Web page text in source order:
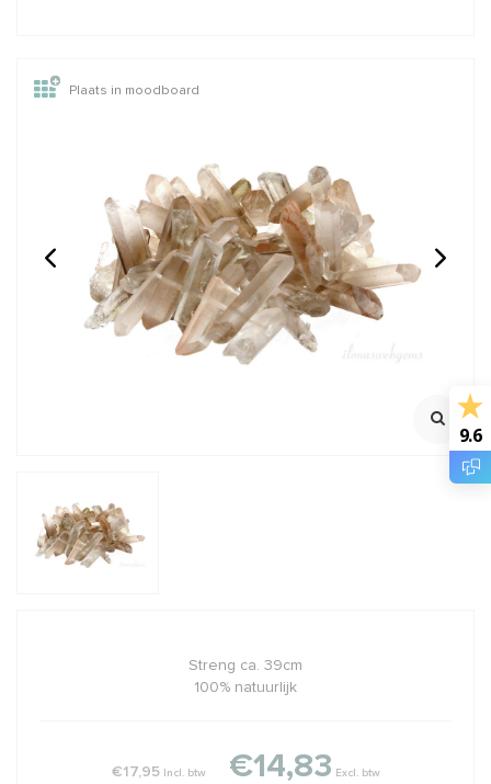
1x Onyx kraal facet
10mm - half doorboord
100% Natuurlijk
Boorgat ca. 1mm
Incl. btw
Bergkristal obelisk
kralen ca. 42x8mm tot
35x11mm
100% Natuurlijk
Streng ca. 39cm
€18,95
€15,66
Plaats in moodboard
Streng ca. 39cm
100% natuurlijk
€17,95 Incl. btw €14,83 Excl. btw
9.6